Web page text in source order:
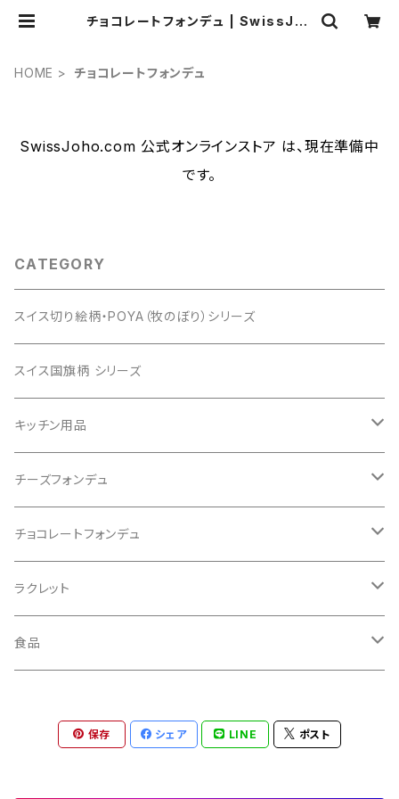
チョコレートフォンデュ | SwissJoh
HOME チョコレートフォンデュ
SwissJoho.com 公式オンラインストア は、現在準備中
です。
CATEGORY
スイス切り絵柄・POYA（牧のぼり）シリーズ
スイス国旗柄 シリーズ
キッチン用品
食器・カトラリー
カッティングボード
ペッパーミル
その他 キッチン用品
チーズフォンデュ
フォンデュ一式セット
フォンデュ鍋セット
フォンデュ鍋
バナースタンド
チョコレートフォンデュ
チョコレートフォンデュ鍋セット
ラクレット
ラクレットグリルセット
食品
フォンデュ用パン
保存 シェア LINE ポスト